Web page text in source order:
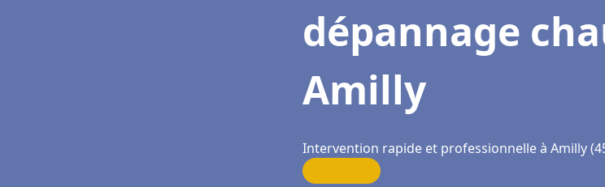
dépannage
Amilly
Intervention rapide et professionnelle à Amilly